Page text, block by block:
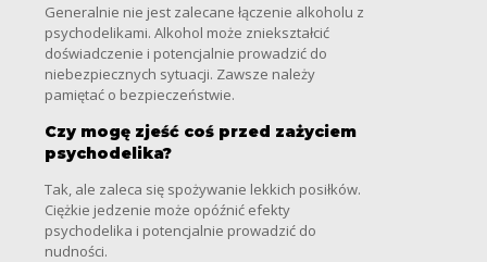
Generalnie nie jest zalecane łączenie alkoholu z
psychodelikami. Alkohol może zniekształcić
doświadczenie i potencjalnie prowadzić do
niebezpiecznych sytuacji. Zawsze należy
pamiętać o bezpieczeństwie.
Czy mogę zjeść coś przed zażyciem
psychodelika?
Tak, ale zaleca się spożywanie lekkich posiłków.
Ciężkie jedzenie może opóźnić efekty
psychodelika i potencjalnie prowadzić do
nudności.